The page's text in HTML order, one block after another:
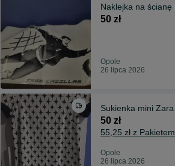
Naklejka na ścianę
50 zł
Opole
26 lipca 2026
Sukienka mini Zara
50 zł
55,25 zł z
Opole
26 lipca 2026